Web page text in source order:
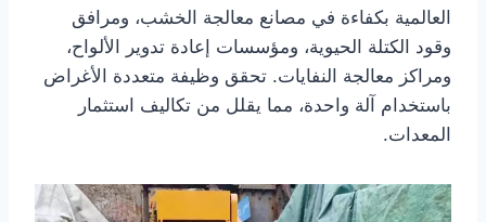
العالمية بكفاءة في مصانع معالجة الخشب، ومرافق
وقود الكتلة الحيوية، ومؤسسات إعادة تدوير الألواح،
ومراكز معالجة النفايات. تحقق وظيفة متعددة الأغراض
باستخدام آلة واحدة، مما يقلل من تكاليف استثمار
المعدات.